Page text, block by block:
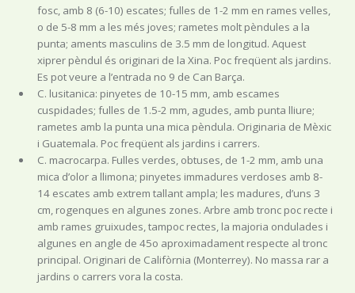
fosc, amb 8 (6-10) escates; fulles de 1-2 mm en rames velles,
o de 5-8 mm a les més joves; rametes molt pèndules a la
punta; aments masculins de 3.5 mm de longitud. Aquest
xiprer pèndul és originari de la Xina. Poc freqüent als jardins.
Es pot veure a l’entrada no 9 de Can Barça.
C. lusitanica: pinyetes de 10-15 mm, amb escames
cuspidades; fulles de 1.5-2 mm, agudes, amb punta lliure;
rametes amb la punta una mica pèndula. Originaria de Mèxic
i Guatemala. Poc freqüent als jardins i carrers.
C. macrocarpa. Fulles verdes, obtuses, de 1-2 mm, amb una
mica d’olor a llimona; pinyetes immadures verdoses amb 8-
14 escates amb extrem tallant ampla; les madures, d’uns 3
cm, rogenques en algunes zones. Arbre amb tronc poc recte i
amb rames gruixudes, tampoc rectes, la majoria ondulades i
algunes en angle de 45o aproximadament respecte al tronc
principal. Originari de Califòrnia (Monterrey). No massa rar a
jardins o carrers vora la costa.